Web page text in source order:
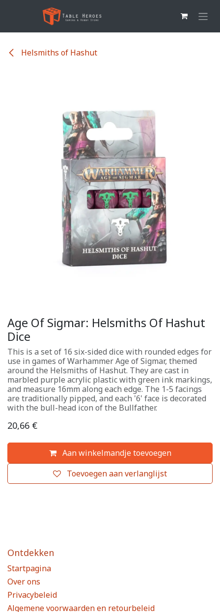
Overslaan naar inhoud
Helsmiths of Hashut
Age Of Sigmar: Helsmiths Of Hashut
Dice
This is a set of 16 six-sided dice with rounded edges for
use in games of Warhammer Age of Sigmar, themed
around the Helsmiths of Hashut. They are cast in
marbled purple acrylic plastic with green ink markings,
and measure 16mm along each edge. The 1-5 facings
are traditionally pipped, and each '6' face is decorated
with the bull-head icon of the Bullfather.
20,66 €
Aan winkelmandje toevoegen
Toevoegen aan verlanglijst
Ontdekken
Startpagina
Over ons
Privacybeleid
Algemene voorwaarden en retourbeleid